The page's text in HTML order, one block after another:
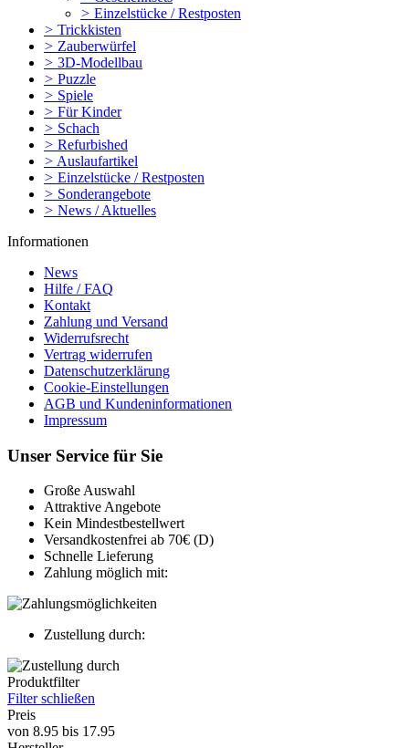
> Einzelstücke / Restposten
> Trickkisten
> Zauberwürfel
> 3D-Modellbau
> Puzzle
> Spiele
> Für Kinder
> Schach
> Refurbished
> Auslaufartikel
> Einzelstücke / Restposten
> Sonderangebote
> News / Aktuelles
Informationen
News
Hilfe / FAQ
Kontakt
Zahlung und Versand
Widerrufsrecht
Vertrag widerrufen
Datenschutzerklärung
Cookie-Einstellungen
AGB und Kundeninformationen
Impressum
Unser Service für Sie
Große Auswahl
Attraktive Angebote
Kein Mindestbestellwert
Versandkostenfrei ab 70€ (D)
Schnelle Lieferung
Zahlung möglich mit:
Zustellung durch:
Produktfilter
Filter schließen
Preis
von 8.95 bis 17.95